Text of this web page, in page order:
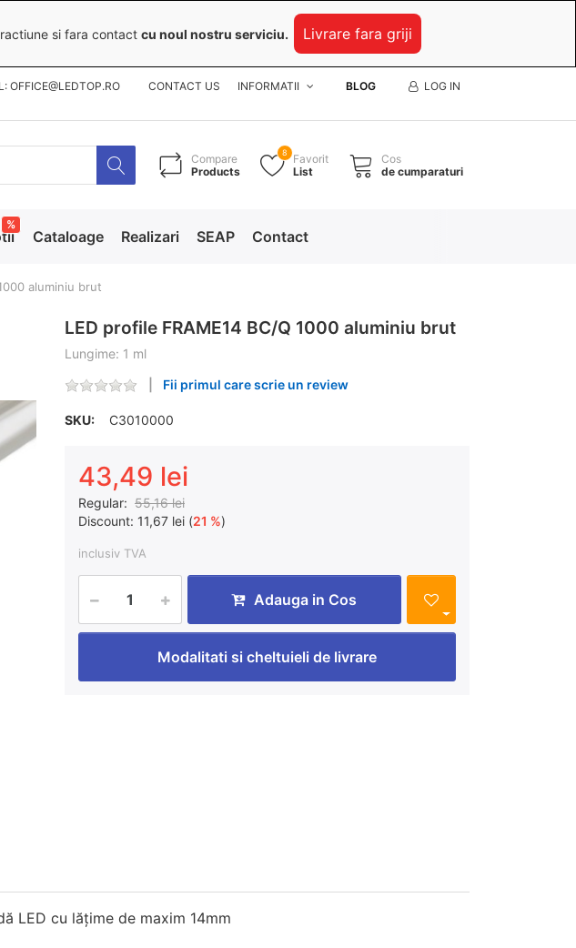
si fara contact cu noul nostru serviciu. Livrare fara griji
CONTACT US INFORMATII BLOG LOG IN
Compare
Products
8
Favorit
List
Cos
de cumparaturi
%
Cataloage Realizari SEAP Contact
aluminiu brut
LED profile FRAME14 BC/Q 1000 aluminiu brut
Lungime: 1 ml
Fii primul care scrie un review
SKU: C3010000
43,49 lei
Regular: 55,16 lei
Discount: 11,67 lei (21 %)
inclusiv TVA
Adauga in Cos
Modalitati si cheltuieli de livrare
LED cu lățime de maxim 14mm